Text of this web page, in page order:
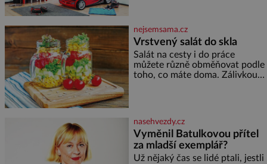
soustředění i odpočinek a
reaguje na každou etapu života
a specifické potřeby dítěte. Pro
nejmenší je klíčová
jednoduchost, měkkost a
bezpečí, proto by pokoj
nejsemsama.cz
Vrstvený salát do skla
Salát na cesty i do práce
můžete různě obměňovat podle
toho, co máte doma. Zálivkou
nebo jiného salátu (římský salát,
polníček…) ✿ 1 malá konzerva
kukuřice ✿ ½ okurky ✿ 2
rajčata Zálivka: ✿ 4 lžíce
nasehvezdy.cz
Vyměnil Batulkovou přítel
za mladší exemplář?
Už nějaký čas se lidé ptali, jestli